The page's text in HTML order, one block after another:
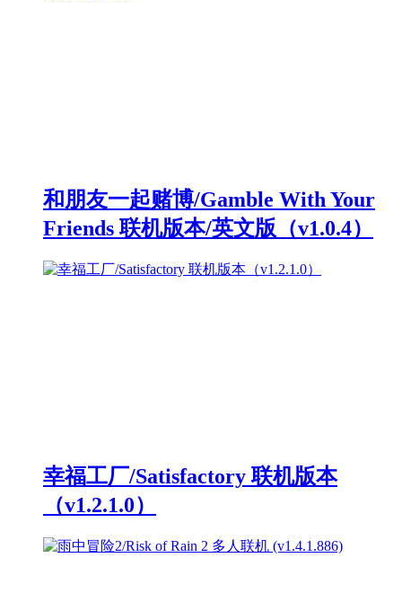
和朋友一起赌博/Gamble With Your
Friends 联机版本/英文版（v1.0.4）
幸福工厂/Satisfactory 联机版本
（v1.2.1.0）